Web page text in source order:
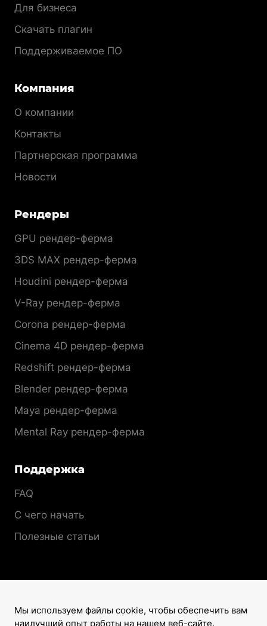
Для бизнеса
Скачать плагин
Поддерживаемое ПО
Компания
О компании
Контакты
Партнерская программа
Новости
Рендеры
GPU рендер-ферма
3DS MAX рендер-ферма
Houdini рендер-ферма
V-Ray рендер-ферма
Corona рендер-ферма
Cinema 4D рендер-ферма
Redshift рендер-ферма
Blender рендер-ферма
Maya рендер-ферма
Mental Ray рендер-ферма
Поддержка
FAQ
С чего начать
Полезные статьи
Мы используем файлы cookie, чтобы обеспечить вам
наилучший опыт работы на нашем веб-сайте.